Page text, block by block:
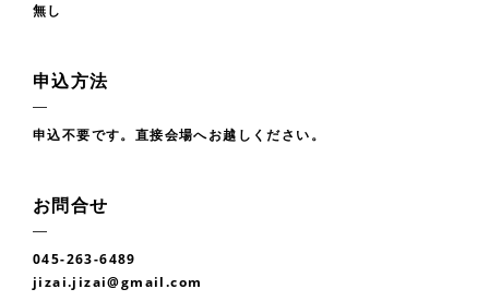
無し
申込方法
申込不要です。直接会場へお越しください。
お問合せ
045-263-6489
jizai.jizai@gmail.com